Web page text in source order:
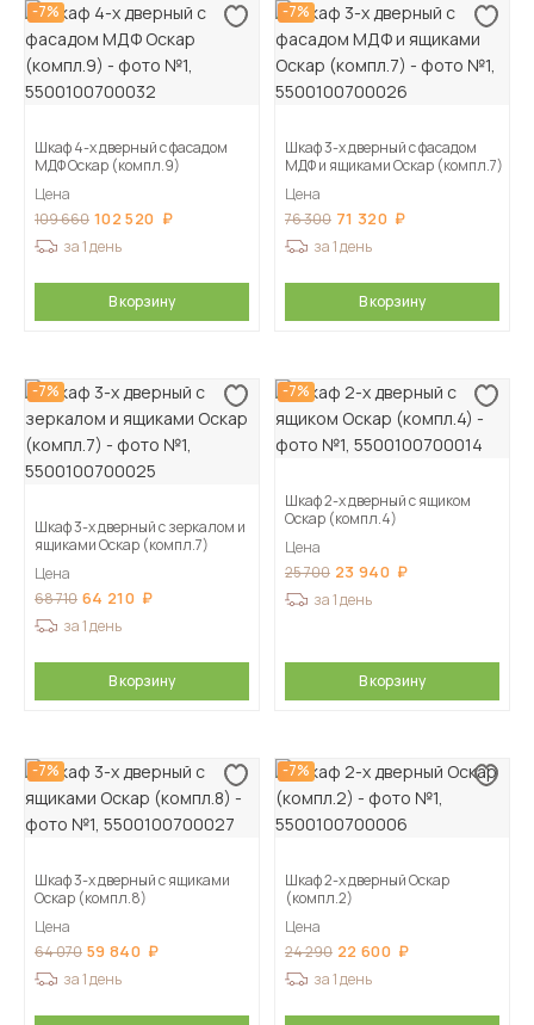
-7%
Шкаф 4-х дверный с фасадом
МДФ Оскар (компл.9)
Цена
109 660 102 520
за 1 день
В корзину
-7%
Шкаф 3-х дверный с фасадом
МДФ и ящиками Оскар (компл.7)
Цена
76 300 71 320
за 1 день
В корзину
-7%
Шкаф 3-х дверный с зеркалом и
ящиками Оскар (компл.7)
Цена
68 710 64 210
за 1 день
В корзину
-7%
Шкаф 2-х дверный с ящиком
Оскар (компл.4)
Цена
25 700 23 940
за 1 день
В корзину
-7%
Шкаф 3-х дверный с ящиками
Оскар (компл.8)
Цена
64 070 59 840
за 1 день
-7%
Шкаф 2-х дверный Оскар
(компл.2)
Цена
24 290 22 600
за 1 день